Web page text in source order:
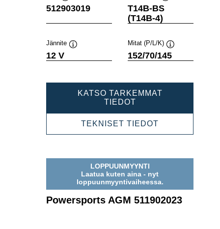
Työkaluvihje
512903019
T14B-BS
(T14B-4)
Jännite
12 V
Mitat (P/L/K)
Työkaluvihje
152/70/145
KATSO TARKEMMAT
TIEDOTPOWERSPORTS
512903019
TEKNISET TIEDOT
LOPPUUNMYYNTI
Laatua kuten aina - nyt
loppuunmyyntivaiheessa.
Powersports AGM 511902023